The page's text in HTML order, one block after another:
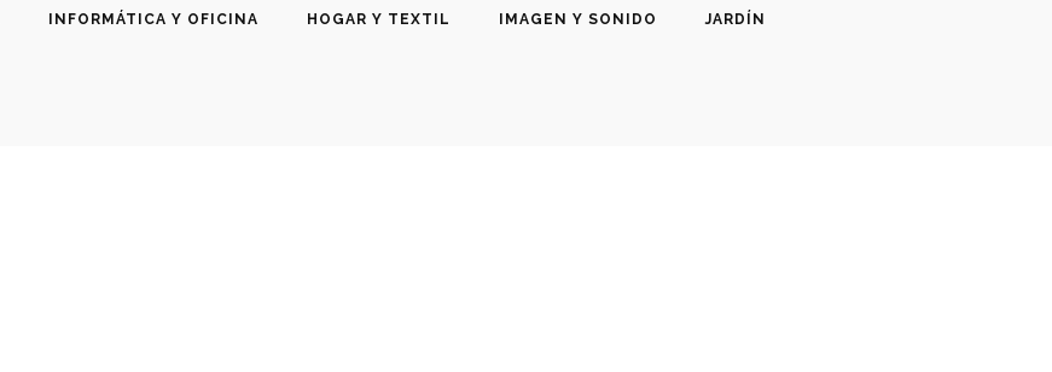
INFORMÁTICA Y OFICINA HOGAR Y TEXTIL IMAGEN Y SONIDO JARDÍN